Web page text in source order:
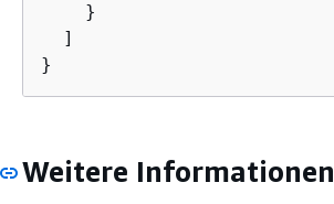
    }
  ]
}
Weitere Informationen